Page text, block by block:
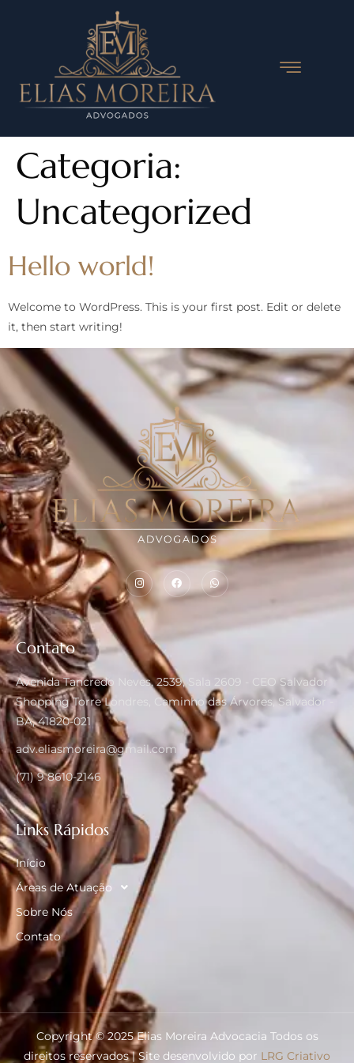
Categoria:
Uncategorized
Hello world!
Welcome to WordPress. This is your first post. Edit or delete
it, then start writing!
Contato
Avenida Tancredo Neves, 2539, Sala 2609 - CEO Salvador
Shopping Torre Londres, Caminho das Árvores, Salvador -
BA, 41820-021
adv.eliasmoreira@gmail.com
(71) 9 8610-2146
Links Rápidos
Início
Áreas de Atuação
Sobre Nós
Contato
Copyright © 2025 Elias Moreira Advocacia Todos os
direitos reservados | Site desenvolvido por LRG Criativo